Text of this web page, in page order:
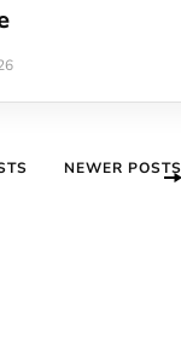
NEWER POSTS